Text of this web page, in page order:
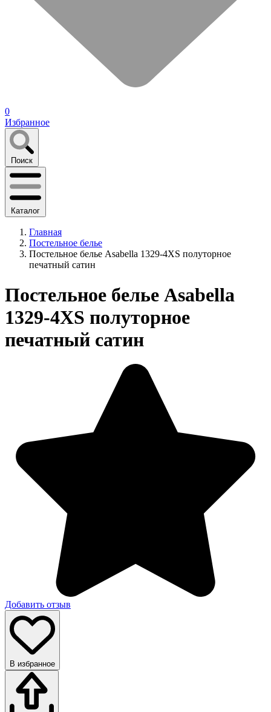
0
Избранное
Поиск
Каталог
Главная
Постельное белье
Постельное белье Asabella 1329-4XS полуторное
печатный сатин
Постельное белье Asabella
1329-4XS полуторное
печатный сатин
Добавить отзыв
В избранное